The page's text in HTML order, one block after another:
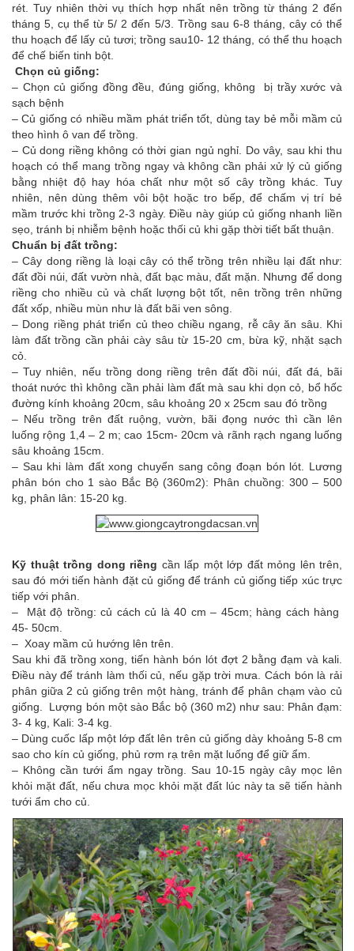
rét. Tuy nhiên thời vụ thích hợp nhất nên trồng từ tháng 2 đến
tháng 5, cụ thể từ 5/ 2 đến 5/3. Trồng sau 6-8 tháng, cây có thể
thu hoạch để lấy củ tươi; trồng sau10- 12 tháng, có thể thu hoạch
để chế biến tinh bột.
Chọn củ giống:
– Chọn củ giống đồng đều, đúng giống, không bị trầy xước và
sạch bệnh
– Củ giống có nhiều mầm phát triển tốt, dùng tay bẻ mỗi mầm củ
theo hình ô van để trồng.
– Củ dong riềng không có thời gian ngủ nghỉ. Do vây, sau khi thu
hoạch có thể mang trồng ngay và không cần phải xử lý củ giống
bằng nhiệt độ hay hóa chất như một số cây trồng khác. Tuy
nhiên, nên dùng thêm vôi bột hoặc tro bếp, để chấm vị trí bẻ
mầm trước khi trồng 2-3 ngày. Điều này giúp củ giống nhanh liền
sẹo, tránh bị nhiễm bệnh hoặc thối củ khi gặp thời tiết bất thuận.
Chuẩn bị đất trồng:
– Cây dong riềng là loại cây có thể trồng trên nhiều lại đất như:
đất đồi núi, đất vườn nhà, đất bạc màu, đất mặn. Nhưng để dong
riềng cho nhiều củ và chất lượng bột tốt, nên trồng trên những
đất xốp, nhiều mùn như là đất bãi ven sông.
– Dong riềng phát triển củ theo chiều ngang, rễ cây ăn sâu. Khi
làm đất trồng cần phải cày sâu từ 15-20 cm, bừa kỹ, nhặt sạch
cỏ.
– Tuy nhiên, nếu trồng dong riềng trên đất đồi núi, đất đá, bãi
thoát nước thì không cần phải làm đất mà sau khi dọn cỏ, bổ hốc
đường kính khoảng 20cm, sâu khoảng 20 x 25cm sau đó trồng
– Nếu trồng trên đất ruộng, vườn, bãi đọng nước thì cần lên
luống rộng 1,4 – 2 m; cao 15cm- 20cm và rãnh rạch ngang luống
sâu khoảng 15cm.
– Sau khi làm đất xong chuyển sang công đoạn bón lót. Lương
phân bón cho 1 sào Bắc Bộ (360m2): Phân chuồng: 300 – 500
kg, phân lân: 15-20 kg.
Kỹ thuật trồng dong riềng cần lấp một lớp đất mỏng lên trên,
sau đó mới tiến hành đặt củ giống để tránh củ giống tiếp xúc trực
tiếp với phân.
– Mật độ trồng: củ cách củ là 40 cm – 45cm; hàng cách hàng
45- 50cm.
– Xoay mầm củ hướng lên trên.
Sau khi đã trồng xong, tiến hành bón lót đợt 2 bằng đạm và kali.
Điều này để tránh làm thối củ, nếu gặp trời mưa. Cách bón là rải
phân giữa 2 củ giống trên một hàng, tránh để phân chạm vào củ
giống. Lượng bón một sào Bắc bộ (360 m2) như sau: Phân đạm:
3- 4 kg, Kali: 3-4 kg.
– Dùng cuốc lấp một lớp đất lên trên củ giống dày khoảng 5-8 cm
sao cho kín củ giống, phủ rơm rạ trên mặt luống để giữ ẩm.
– Không cần tưới ẩm ngay trồng. Sau 10-15 ngày cây mọc lên
khỏi mặt đất, nếu chưa mọc khỏi mặt đất lúc này ta sẽ tiến hành
tưới ẩm cho củ.